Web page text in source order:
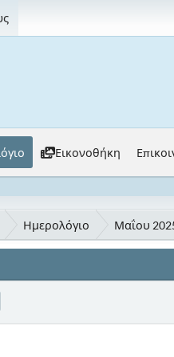
Εικονοθήκη
Ημερολόγιο Μαΐου